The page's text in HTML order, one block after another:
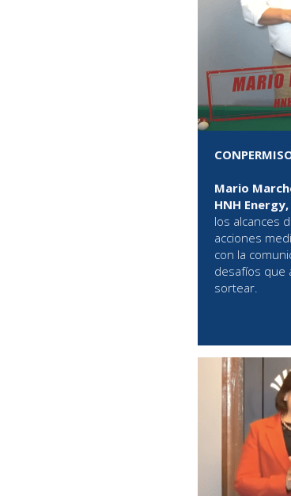
Mario
HNH Energy,
los alcances
acciones
con la
desafíos que
sortear.